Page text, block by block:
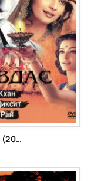
Девдас (2002)